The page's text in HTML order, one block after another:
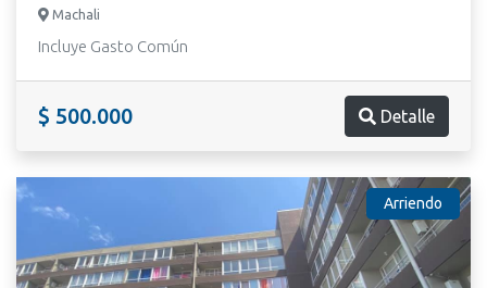
Machali
Incluye Gasto Común
$ 500.000 Detalle
Arriendo